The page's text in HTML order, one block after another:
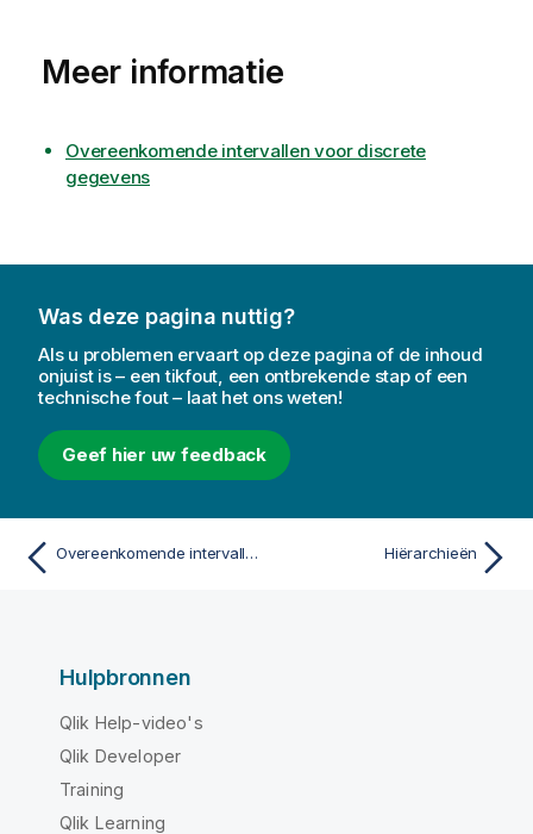
Meer informatie
Overeenkomende intervallen voor discrete
gegevens
Was deze pagina nuttig?
Als u problemen ervaart op deze pagina of de inhoud
onjuist is – een tikfout, een ontbrekende stap of een
technische fout – laat het ons weten!
Geef hier uw feedback
Overeenkomende intervallen voor discrete gegevens Hiërarchieën
Hulpbronnen
Qlik Help-video's
Qlik Developer
Training
Qlik Learning